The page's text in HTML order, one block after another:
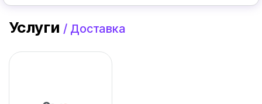
Услуги / Доставка